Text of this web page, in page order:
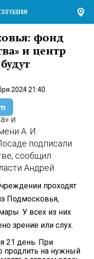
фонд
и центр
2024 21:40
и
А. И.
подписали
сообщил
Андрей
проходят
Подмосковья,
У всех из них
зрение или слух.
21 день. При
продлить на нужный